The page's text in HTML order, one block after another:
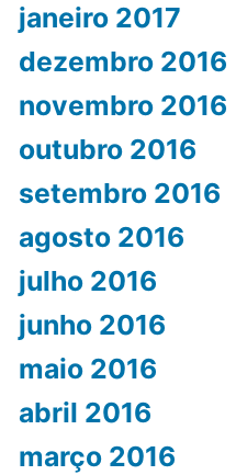
janeiro 2017
dezembro 2016
novembro 2016
outubro 2016
setembro 2016
agosto 2016
julho 2016
junho 2016
maio 2016
abril 2016
março 2016